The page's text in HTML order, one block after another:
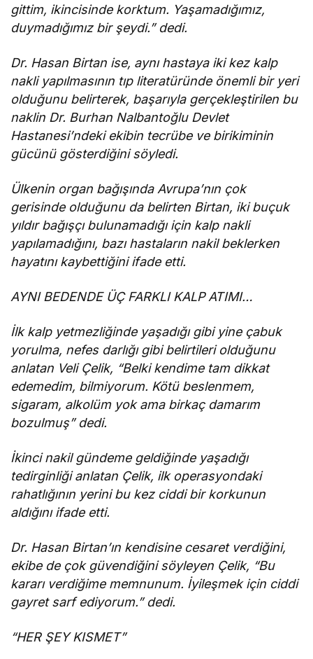
gittim, ikincisinde korktum. Yaşamadığımız,
duymadığımız bir şeydi.” dedi.
Dr. Hasan Birtan ise, aynı hastaya iki kez kalp
nakli yapılmasının tıp literatüründe önemli bir yeri
olduğunu belirterek, başarıyla gerçekleştirilen bu
naklin Dr. Burhan Nalbantoğlu Devlet
Hastanesi’ndeki ekibin tecrübe ve birikiminin
gücünü gösterdiğini söyledi.
Ülkenin organ bağışında Avrupa’nın çok
gerisinde olduğunu da belirten Birtan, iki buçuk
yıldır bağışçı bulunamadığı için kalp nakli
yapılamadığını, bazı hastaların nakil beklerken
hayatını kaybettiğini ifade etti.
AYNI BEDENDE ÜÇ FARKLI KALP ATIMI…
İlk kalp yetmezliğinde yaşadığı gibi yine çabuk
yorulma, nefes darlığı gibi belirtileri olduğunu
anlatan Veli Çelik, “Belki kendime tam dikkat
edemedim, bilmiyorum. Kötü beslenmem,
sigaram, alkolüm yok ama birkaç damarım
bozulmuş” dedi.
İkinci nakil gündeme geldiğinde yaşadığı
tedirginliği anlatan Çelik, ilk operasyondaki
rahatlığının yerini bu kez ciddi bir korkunun
aldığını ifade etti.
Dr. Hasan Birtan’ın kendisine cesaret verdiğini,
ekibe de çok güvendiğini söyleyen Çelik, “Bu
kararı verdiğime memnunum. İyileşmek için ciddi
gayret sarf ediyorum.” dedi.
“HER ŞEY KISMET”